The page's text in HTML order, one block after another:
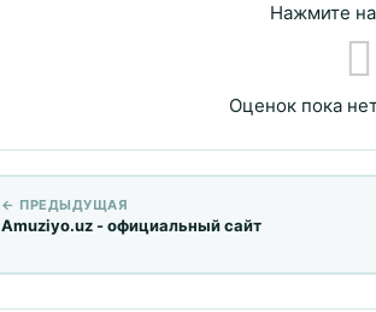
Нажмите на
Оценок пока
← ПРЕДЫДУЩАЯ
Amuziyo.uz - официальный сайт